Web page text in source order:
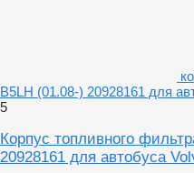
B5LH (01.08-) 20928161 для
5
Корпус топливного
20928161 для автобуса